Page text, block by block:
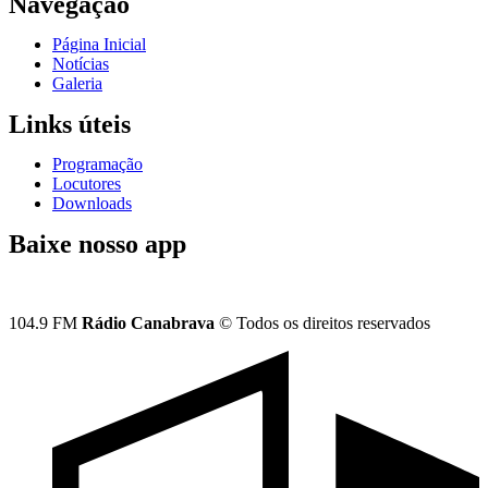
Página Inicial
Notícias
Galeria
Links úteis
Programação
Locutores
Downloads
Baixe nosso app
104.9 FM Rádio Canabrava © Todos os direitos reservados